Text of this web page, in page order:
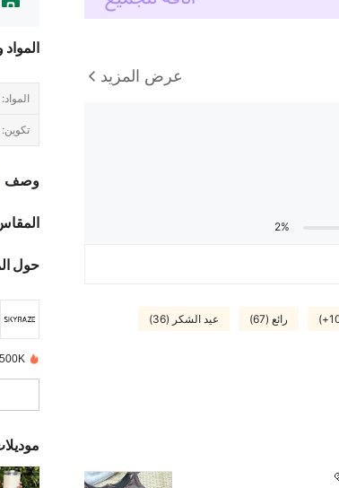
عرض المزيد
2%
رائع (67) عيد الشكر (36)
المواد:
تكوين:
وصف
حول
500K+ تم بيعها مؤخرًا